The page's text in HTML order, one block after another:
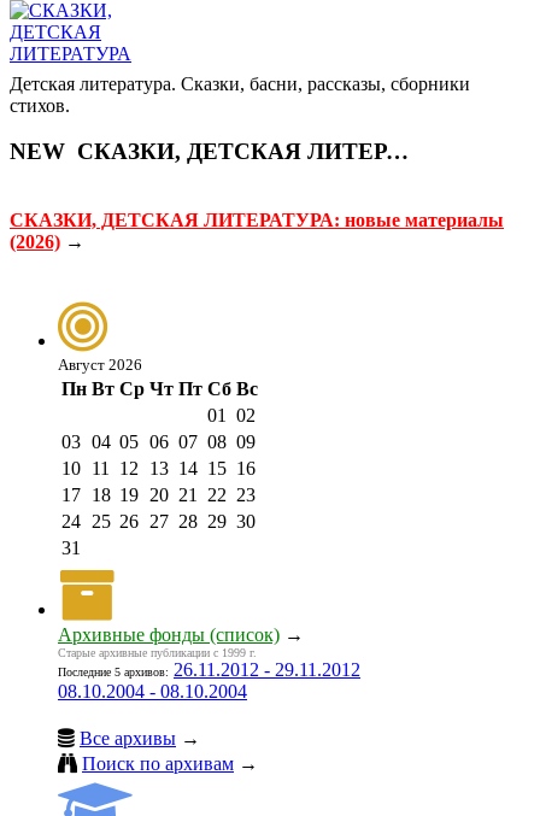
Детская литература. Сказки, басни, рассказы, сборники
стихов.
NEW СКАЗКИ, ДЕТСКАЯ ЛИТЕРАТУРА
СКАЗКИ, ДЕТСКАЯ ЛИТЕРАТУРА: новые материалы
(2026) →
Август 2026
Пн Вт Ср Чт Пт Сб Вс
01
02
03 04 05 06 07 08 09
10 11 12 13 14 15 16
17 18 19 20 21 22 23
24 25 26 27 28 29 30
31
Архивные фонды (список) →
Старые архивные публикации с 1999 г.
Последние 5 архивов: 26.11.2012 - 29.11.2012
08.10.2004 - 08.10.2004
Все архивы →
Поиск по архивам →